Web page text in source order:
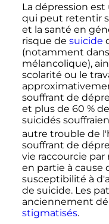
La dépression
qui peut retentir
et la santé en
risque de suicide
(notamment
mélancolique),
scolarité ou le
souffrant de
et plus de 60 %
suicidés
autre trouble de
souffrant de
vie raccourcie
en partie à cause
susceptibilité à
de suicide. Les
anciennement
stigmatisés.